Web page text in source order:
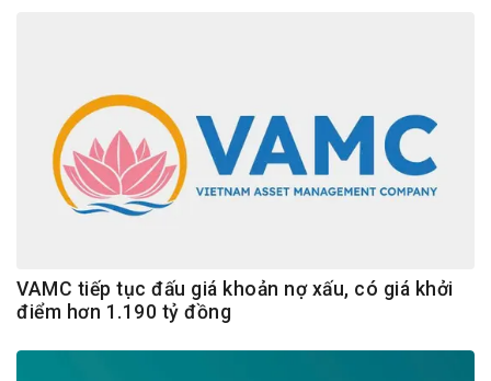
VAMC tiếp tục đấu giá khoản nợ xấu, có giá khởi
điểm hơn 1.190 tỷ đồng